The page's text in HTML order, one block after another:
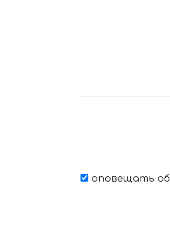
оповещать об